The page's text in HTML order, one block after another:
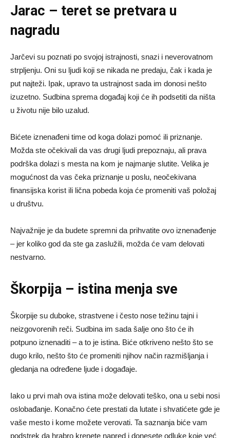
Jarac – teret se pretvara u
nagradu
Jarčevi su poznati po svojoj istrajnosti, snazi i neverovatnom
strpljenju. Oni su ljudi koji se nikada ne predaju, čak i kada je
put najteži. Ipak, upravo ta ustrajnost sada im donosi nešto
izuzetno. Sudbina sprema događaj koji će ih podsetiti da ništa
u životu nije bilo uzalud.
Bićete iznenađeni time od koga dolazi pomoć ili priznanje.
Možda ste očekivali da vas drugi ljudi prepoznaju, ali prava
podrška dolazi s mesta na kom je najmanje slutite. Velika je
mogućnost da vas čeka priznanje u poslu, neočekivana
finansijska korist ili lična pobeda koja će promeniti vaš položaj
u društvu.
Najvažnije je da budete spremni da prihvatite ovo iznenađenje
– jer koliko god da ste ga zaslužili, možda će vam delovati
nestvarno.
Škorpija – istina menja sve
Škorpije su duboke, strastvene i često nose težinu tajni i
neizgovorenih reči. Sudbina im sada šalje ono što će ih
potpuno iznenaditi – a to je istina. Biće otkriveno nešto što se
dugo krilo, nešto što će promeniti njihov način razmišljanja i
gledanja na određene ljude i događaje.
Iako u prvi mah ova istina može delovati teško, ona u sebi nosi
oslobađanje. Konačno ćete prestati da lutate i shvatićete gde je
vaše mesto i kome možete verovati. Ta saznanja biće vam
podstrek da hrabro krenete napred i donesete odluke koje već